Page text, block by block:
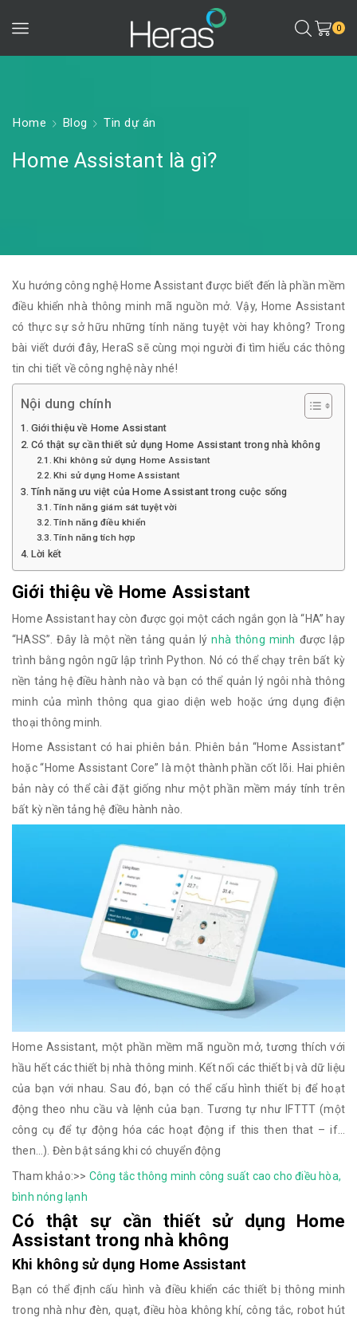
0
Home Blog Tin dự án
Home Assistant là gì?
Xu hướng công nghệ Home Assistant được biết đến là phần mềm
điều khiển nhà thông minh mã nguồn mở. Vậy, Home Assistant
có thực sự sở hữu những tính năng tuyệt vời hay không? Trong
bài viết dưới đây, HeraS sẽ cùng mọi người đi tìm hiểu các thông
tin chi tiết về công nghệ này nhé!
Nội dung chính
Giới thiệu về Home Assistant
Có thật sự cần thiết sử dụng Home Assistant trong nhà không
Khi không sử dụng Home Assistant
Khi sử dụng Home Assistant
Tính năng ưu việt của Home Assistant trong cuộc sống
Tính năng giám sát tuyệt vời
Tính năng điều khiển
Tính năng tích hợp
Lời kết
Giới thiệu về Home Assistant
Home Assistant hay còn được gọi một cách ngắn gọn là “HA” hay
“HASS”. Đây là một nền tảng quản lýnhà thông minh được lập
trình bằng ngôn ngữ lập trình Python. Nó có thể chạy trên bất kỳ
nền tảng hệ điều hành nào và bạn có thể quản lý ngôi nhà thông
minh của mình thông qua giao diện web hoặc ứng dụng điện
thoại thông minh.
Home Assistant có hai phiên bản. Phiên bản “Home Assistant”
hoặc “Home Assistant Core” là một thành phần cốt lõi. Hai phiên
bản này có thể cài đặt giống như một phần mềm máy tính trên
bất kỳ nền tảng hệ điều hành nào.
Home Assistant, một phần mềm mã nguồn mở, tương thích với
hầu hết các thiết bị nhà thông minh. Kết nối các thiết bị và dữ liệu
của bạn với nhau. Sau đó, bạn có thể cấu hình thiết bị để hoạt
động theo nhu cầu và lệnh của bạn. Tương tự như IFTTT (một
công cụ để tự động hóa các hoạt động if this then that – if…
then…). Đèn bật sáng khi có chuyển động
Tham khảo:>> Công tắc thông minh công suất cao cho điều hòa,
bình nóng lạnh
Có thật sự cần thiết sử dụng Home
Assistant trong nhà không
Khi không sử dụng Home Assistant
Bạn có thể định cấu hình và điều khiển các thiết bị thông minh
trong nhà như đèn, quạt, điều hòa không khí, công tắc, robot hút